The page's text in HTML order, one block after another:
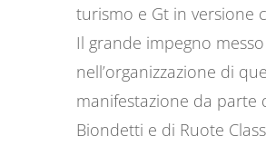
turismo e Gt in versione
Il grande impegno messo
nell’organizzazione di
manifestazione da parte
Biondetti e di Ruote